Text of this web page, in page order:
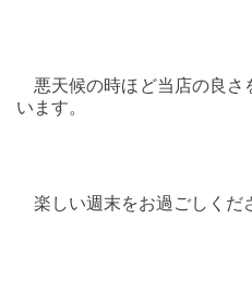
悪天候の時ほど当店の良さ
います。
楽しい週末をお過ごしくだ